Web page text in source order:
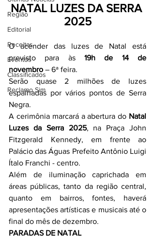
Região
Editorial
Receitas
Eventos
Classificados
Reclamo Sim
NATAL LUZES DA SERRA
2025
O acender das luzes de Natal está
previsto para às 19h de 14 de
novembro – 6ª feira.
Serão quase 2 milhões de luzes
espalhadas por vários pontos de Serra
Negra.
A cerimônia marcará a abertura do Natal
Luzes da Serra 2025, na Praça John
Fitzgerald Kennedy, em frente ao
Palácio das Águas Prefeito Antônio Luigi
Ítalo Franchi - centro.
Além de iluminação caprichada em
áreas públicas, tanto da região central,
quanto em bairros, fontes, haverá
apresentações artísticas e musicais até o
final do mês de dezembro.
PARADAS DE NATAL